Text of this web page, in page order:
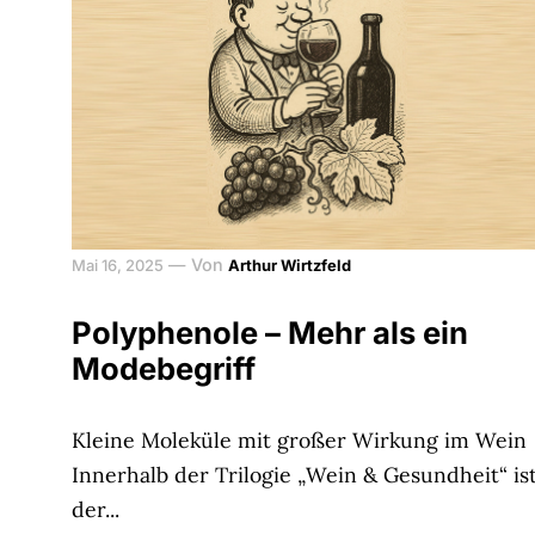
Mai 16, 2025 — Von Arthur Wirtzfeld
Polyphenole – Mehr als ein
Modebegriff
Kleine Moleküle mit großer Wirkung im Wein
Innerhalb der Trilogie „Wein & Gesundheit“
der...